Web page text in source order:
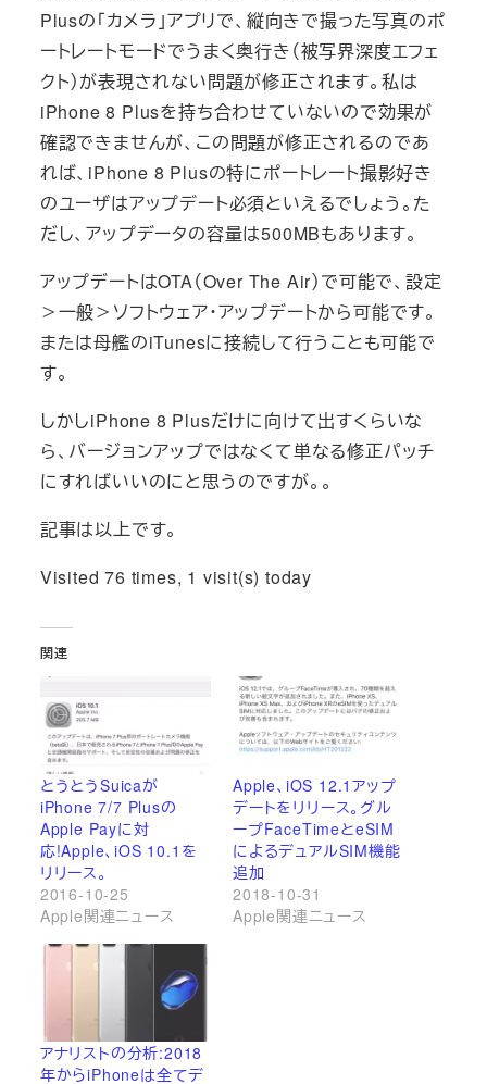
Plusの「カメラ」アプリで、縦向きで撮った写真のポ
ートレートモードでうまく奥行き（被写界深度エフェ
クト）が表現されない問題が修正されます。私は
iPhone 8 Plusを持ち合わせていないので効果が
確認できませんが、この問題が修正されるのであ
れば、iPhone 8 Plusの特にポートレート撮影好き
のユーザはアップデート必須といえるでしょう。た
だし、アップデータの容量は500MBもあります。
アップデートはOTA（Over The Air）で可能で、設定
＞一般＞ソフトウェア・アップデートから可能です。
または母艦のiTunesに接続して行うことも可能で
す。
しかしiPhone 8 Plusだけに向けて出すくらいな
ら、バージョンアップではなくて単なる修正パッチ
にすればいいのにと思うのですが。。
記事は以上です。
Visited 76 times, 1 visit(s) today
関連
とうとうSuicaが
iPhone 7/7 Plusの
Apple Payに対
応!Apple、iOS 10.1を
リリース。
2016-10-25
Apple関連ニュース
Apple、iOS 12.1アップ
デートをリリース。グル
ープFaceTimeとeSIM
によるデュアルSIM機能
追加
2018-10-31
Apple関連ニュース
アナリストの分析:2018
年からiPhoneは全てデ